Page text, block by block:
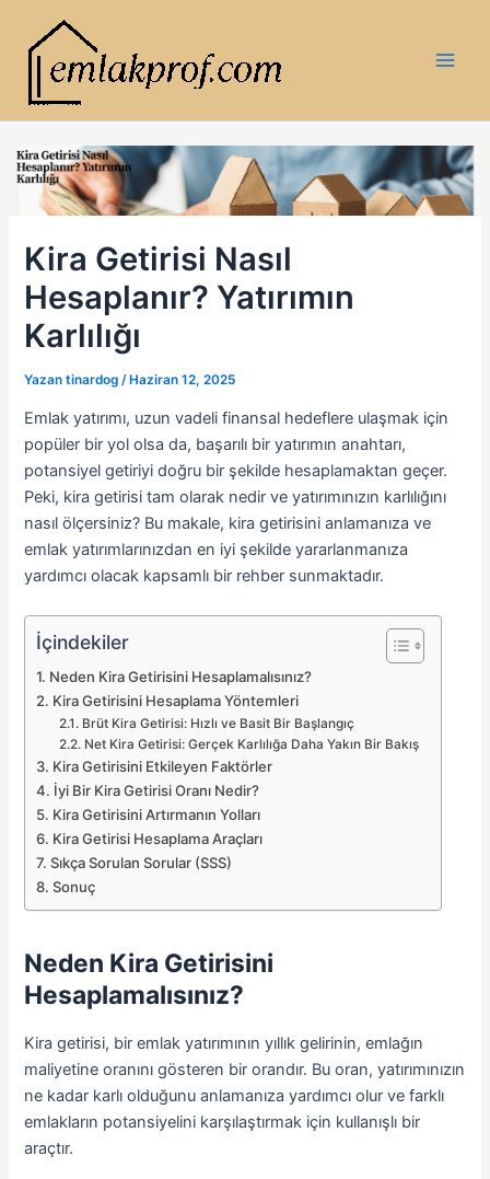
Kira Getirisi Nasıl
Hesaplanır? Yatırımın
Karlılığı
Yazan tinardog/Haziran 12, 2025
Emlak yatırımı, uzun vadeli finansal hedeflere ulaşmak için
popüler bir yol olsa da, başarılı bir yatırımın anahtarı,
potansiyel getiriyi doğru bir şekilde hesaplamaktan geçer.
Peki, kira getirisi tam olarak nedir ve yatırımınızın karlılığını
nasıl ölçersiniz? Bu makale, kira getirisini anlamanıza ve
emlak yatırımlarınızdan en iyi şekilde yararlanmanıza
yardımcı olacak kapsamlı bir rehber sunmaktadır.
İçindekiler
Neden Kira Getirisini Hesaplamalısınız?
Kira Getirisini Hesaplama Yöntemleri
Brüt Kira Getirisi: Hızlı ve Basit Bir Başlangıç
Net Kira Getirisi: Gerçek Karlılığa Daha Yakın Bir Bakış
Kira Getirisini Etkileyen Faktörler
İyi Bir Kira Getirisi Oranı Nedir?
Kira Getirisini Artırmanın Yolları
Kira Getirisi Hesaplama Araçları
Sıkça Sorulan Sorular (SSS)
Sonuç
Neden Kira Getirisini
Hesaplamalısınız?
Kira getirisi, bir emlak yatırımının yıllık gelirinin, emlağın
maliyetine oranını gösteren bir orandır. Bu oran, yatırımınızın
ne kadar karlı olduğunu anlamanıza yardımcı olur ve farklı
emlakların potansiyelini karşılaştırmak için kullanışlı bir
araçtır.